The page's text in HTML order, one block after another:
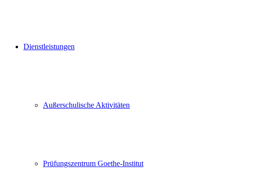
Dienstleistungen
Außerschulische Aktivitäten
Prüfungszentrum Goethe-Institut